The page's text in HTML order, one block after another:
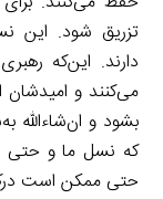
تزریق شود. این
دارند. این‌که
می‌کنند و امیدشان
بشود و
که نسل ما و حتی
حتی ممکن است